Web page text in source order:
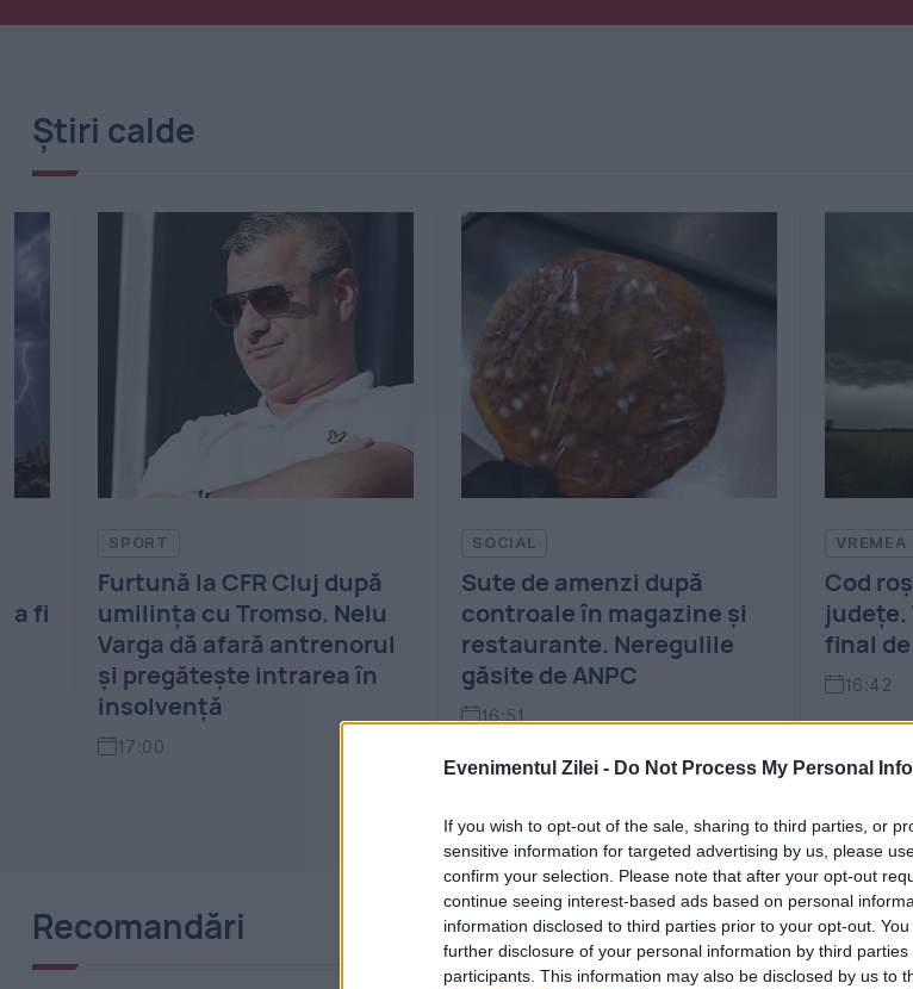
Evenimentul Zilei - Do Not Process My Personal
If you wish to opt-out of the sale, sharing to third parties, or
sensitive information for targeted advertising by us, please
confirm your selection. Please note that after your opt-out
continue seeing interest-based ads based on personal
information disclosed to third parties prior to your opt-out.
further disclosure of your personal information by third parties
participants. This information may also be disclosed by us to
Știri calde
Cluj după
Nelu
antrenorul
intrarea în
Sute de amenzi după
controale în magazine și
restaurante. Neregulile
găsite de ANPC
Cod roșu de furtuni în două
județe. Vremea se strică la
final de săptămână
16:42
Recomandări